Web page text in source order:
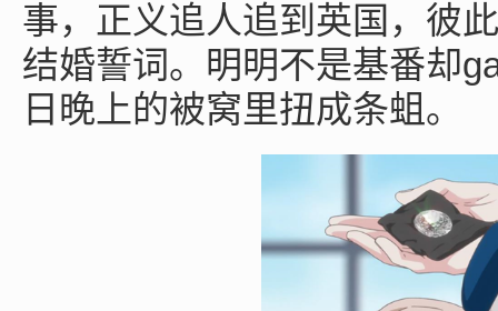
事，正义追人追到英国，彼
结婚誓词。明明不是基番却
日晚上的被窝里扭成条蛆。